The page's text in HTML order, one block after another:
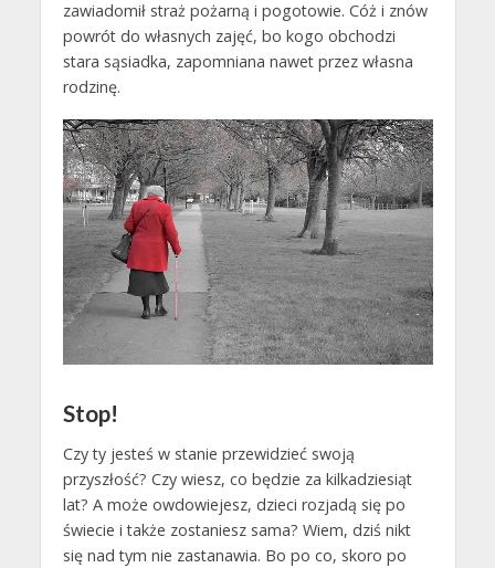
zawiadomił straż pożarną i pogotowie. Cóż i znów
powrót do własnych zajęć, bo kogo obchodzi
stara sąsiadka, zapomniana nawet przez własna
rodzinę.
Stop!
Czy ty jesteś w stanie przewidzieć swoją
przyszłość? Czy wiesz, co będzie za kilkadziesiąt
lat? A może owdowiejesz, dzieci rozjadą się po
świecie i także zostaniesz sama? Wiem, dziś nikt
się nad tym nie zastanawia. Bo po co, skoro po